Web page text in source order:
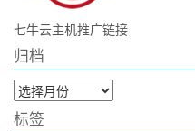
七牛云主机推广链接
归档
归
档
标签